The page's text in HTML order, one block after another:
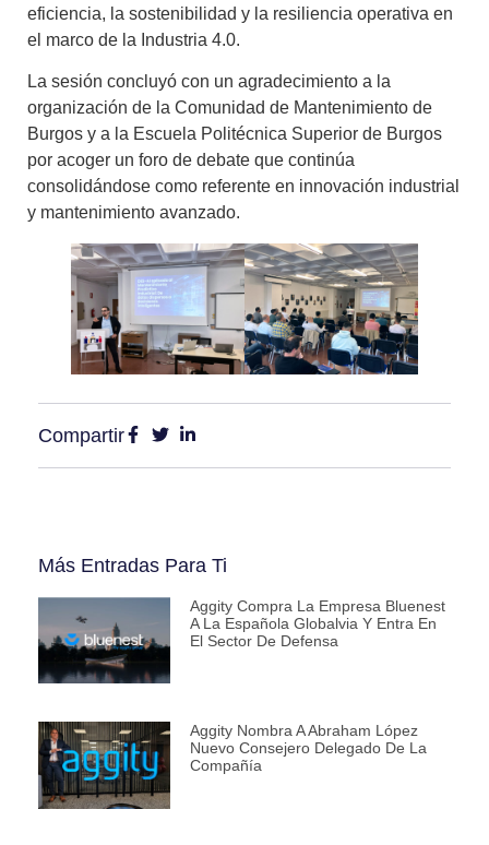
eficiencia, la sostenibilidad y la resiliencia operativa en
el marco de la Industria 4.0.
La sesión concluyó con un agradecimiento a la
organización de la Comunidad de Mantenimiento de
Burgos y a la Escuela Politécnica Superior de Burgos
por acoger un foro de debate que continúa
consolidándose como referente en innovación industrial
y mantenimiento avanzado.
Compartir
Más Entradas Para Ti
Aggity Compra La Empresa Bluenest
A La Española Globalvia Y Entra En
El Sector De Defensa
Aggity Nombra A Abraham López
Nuevo Consejero Delegado De La
Compañía